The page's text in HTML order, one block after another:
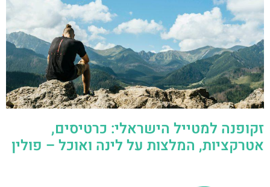
זקופנה למטייל הישראלי: כרטיסים,
אטרקציות, המלצות על לינה ואוכל – פולין